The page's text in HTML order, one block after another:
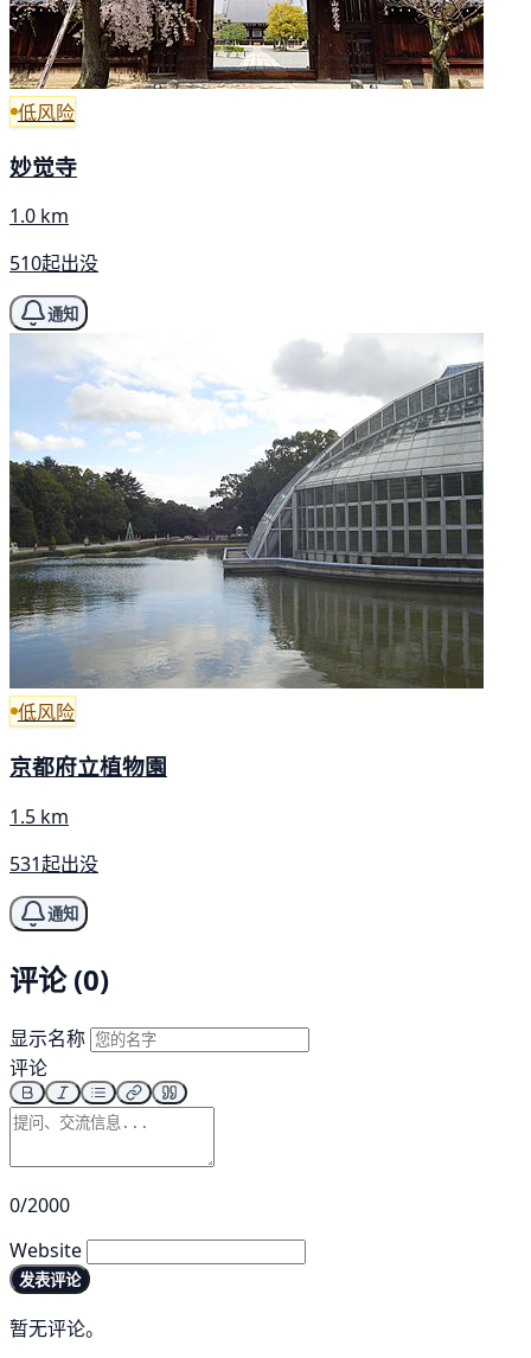
低风险
妙觉寺
1.0 km
510起出没
通知
低风险
京都府立植物園
1.5 km
531起出没
通知
评论 (0)
显示名称
评论
0/2000
Website
发表评论
暂无评论。